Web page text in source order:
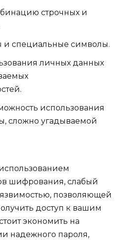
строчных и
специальные символы.
личных данных
использования
сложно угадываемой
шифрования, слабый
позволяющей
доступ к вашим
экономить на
надежного пароля,